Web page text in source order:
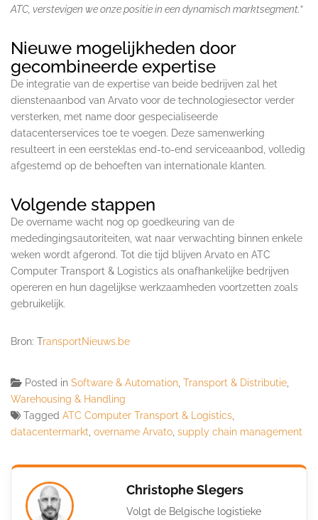
ATC, verstevigen we onze positie in een dynamisch marktsegment.”
Nieuwe mogelijkheden door
gecombineerde expertise
De integratie van de expertise van beide bedrijven zal het
dienstenaanbod van Arvato voor de technologiesector verder
versterken, met name door gespecialiseerde
datacenterservices toe te voegen. Deze samenwerking
resulteert in een eersteklas end-to-end serviceaanbod, volledig
afgestemd op de behoeften van internationale klanten.
Volgende stappen
De overname wacht nog op goedkeuring van de
mededingingsautoriteiten, wat naar verwachting binnen enkele
weken wordt afgerond. Tot die tijd blijven Arvato en ATC
Computer Transport & Logistics als onafhankelijke bedrijven
opereren en hun dagelijkse werkzaamheden voortzetten zoals
gebruikelijk.
Bron: TransportNieuws.be
Posted in Software & Automation Transport & Distributie
Warehousing & Handling
Tagged ATC Computer Transport & Logistics
datacentermarkt overname Arvato supply chain management
Christophe Slegers
Volgt de Belgische logistieke